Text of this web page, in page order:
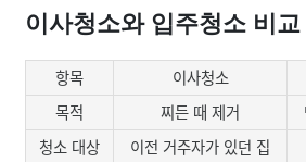
이사청소와 입주청소 비교
항목 이사청소
목적
찌든 때 제거
청소 대상
이전 거주자가 있던 집